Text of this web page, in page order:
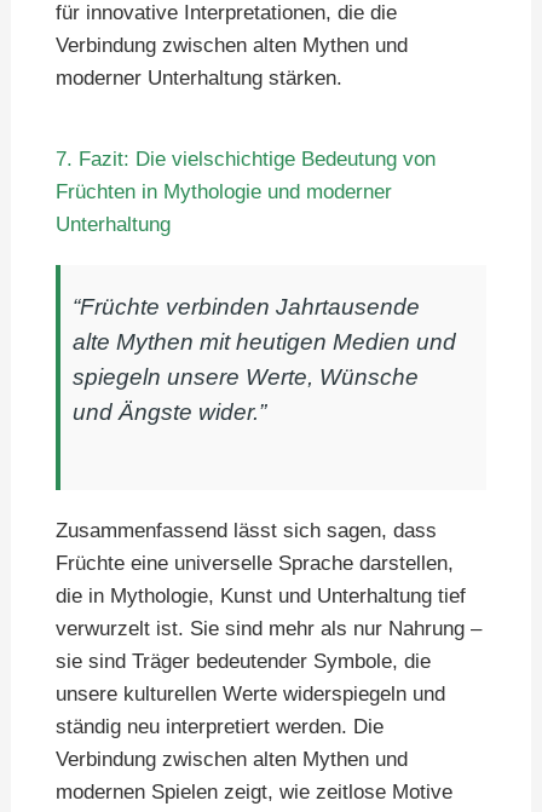
für innovative Interpretationen, die die
Verbindung zwischen alten Mythen und
moderner Unterhaltung stärken.
7. Fazit: Die vielschichtige Bedeutung von
Früchten in Mythologie und moderner
Unterhaltung
“Früchte verbinden Jahrtausende
alte Mythen mit heutigen Medien und
spiegeln unsere Werte, Wünsche
und Ängste wider.”
Zusammenfassend lässt sich sagen, dass
Früchte eine universelle Sprache darstellen,
die in Mythologie, Kunst und Unterhaltung tief
verwurzelt ist. Sie sind mehr als nur Nahrung –
sie sind Träger bedeutender Symbole, die
unsere kulturellen Werte widerspiegeln und
ständig neu interpretiert werden. Die
Verbindung zwischen alten Mythen und
modernen Spielen zeigt, wie zeitlose Motive